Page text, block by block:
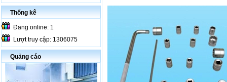
Thống kê
Đang online: 1
Lượt truy cập: 1306075
Quảng cáo